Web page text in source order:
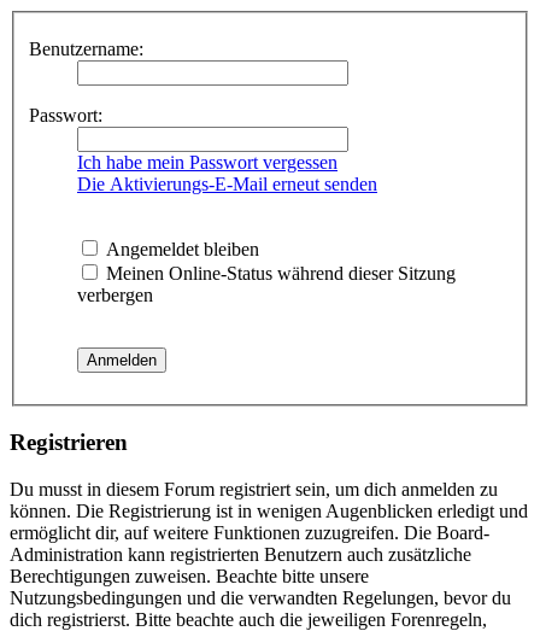
Benutzername:
Passwort:
Ich habe mein Passwort vergessen
Die Aktivierungs-E-Mail erneut senden
Angemeldet bleiben
Meinen Online-Status während dieser Sitzung
verbergen
Registrieren
Du musst in diesem Forum registriert sein, um dich anmelden zu
können. Die Registrierung ist in wenigen Augenblicken erledigt und
ermöglicht dir, auf weitere Funktionen zuzugreifen. Die Board-
Administration kann registrierten Benutzern auch zusätzliche
Berechtigungen zuweisen. Beachte bitte unsere
Nutzungsbedingungen und die verwandten Regelungen, bevor du
dich registrierst. Bitte beachte auch die jeweiligen Forenregeln,